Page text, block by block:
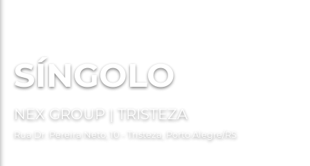
SÍNGOLO
NEX GROUP | TRISTEZA
Rua Dr. Pereira Neto, 10 - Tristeza, Porto Alegre/RS